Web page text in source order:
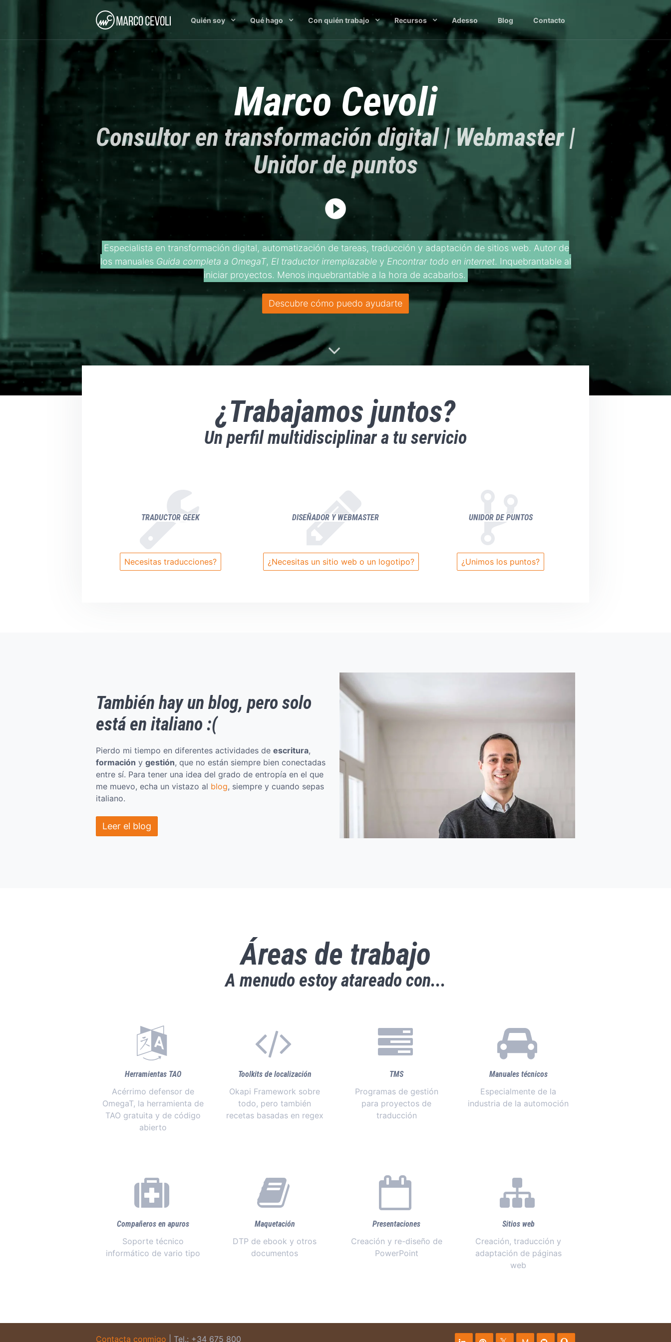
Quién soy Qué hago Con quién trabajo Recursos Adesso Blog Contacto
Marco Cevoli
Consultor en transformación digital | Webmaster |
Unidor de puntos
Especialista en transformación digital, automatización de tareas, traducción y adaptación de sitios web. Autor de
los manuales Guida completa a OmegaT, El traductor irremplazabley Encontrar todo en internet. Inquebrantable al
iniciar proyectos. Menos inquebrantable a la hora de acabarlos.
Descubre cómo puedo ayudarte
¿Trabajamos juntos?
Un perfil multidisciplinar a tu servicio
TRADUCTOR GEEK
Necesitas traducciones?
DISEÑADOR Y WEBMASTER
¿Necesitas un sitio web o un logotipo?
UNIDOR DE PUNTOS
¿Unimos los puntos?
También hay un blog, pero solo
está en italiano :(
Pierdo mi tiempo en diferentes actividades de escritura,
formación y gestión, que no están siempre bien conectadas
entre sí. Para tener una idea del grado de entropía en el que
me muevo, echa un vistazo al blog, siempre y cuando sepas
italiano.
Leer el blog
Áreas de trabajo
A menudo estoy atareado con...
Herramientas TAO
Acérrimo defensor de
OmegaT, la herramienta de
TAO gratuita y de código
abierto
Toolkits de localización
Okapi Framework sobre
todo, pero también
recetas basadas en regex
TMS
Programas de gestión
para proyectos de
traducción
Manuales técnicos
Especialmente de la
industria de la automoción
Compañeros en apuros
Soporte técnico
informático de vario tipo
Maquetación
DTP de ebook y otros
documentos
Presentaciones
Creación y re-diseño de
PowerPoint
Sitios web
Creación, traducción y
adaptación de páginas
web
Contacta conmigo | Tel.: +34 675 800